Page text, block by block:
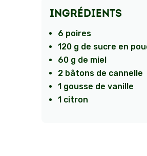
INGRÉDIENTS
6 poires
120 g de sucre en
60 g de miel
2 bâtons de cannelle
1 gousse de vanille
1 citron